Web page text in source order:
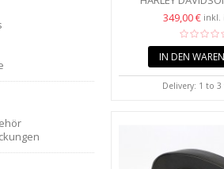
HERITAGE CLASSIC
RIDER...
349,00 € inkl.
IN DEN
Delivery: 1 to 3